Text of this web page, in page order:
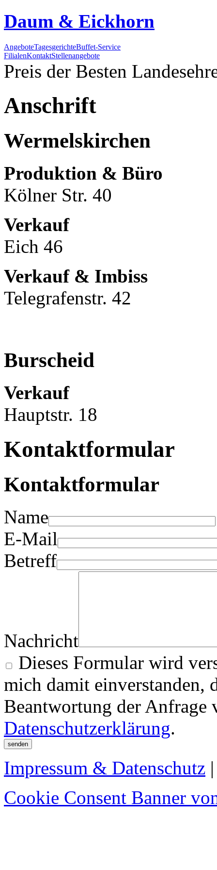
Daum & Eickhorn
AngeboteTagesgerichteBuffet-Service
FilialenKontaktStellenangebote
Preis der Besten
Anschrift
Wermelskirchen
Produktion & Büro
Kölner Str. 40
Verkauf
Eich 46
Verkauf & Imbiss
Telegrafenstr. 42
Burscheid
Verkauf
Hauptstr. 18
Kontaktformular
Kontaktformular
Name
E-Mail
Betreff
Nachricht
Dieses Formular wird
mich damit einverstanden,
Beantwortung der Anfrage
Datenschutzerklärung.
Impressum & Datenschutz
Cookie Consent Banner